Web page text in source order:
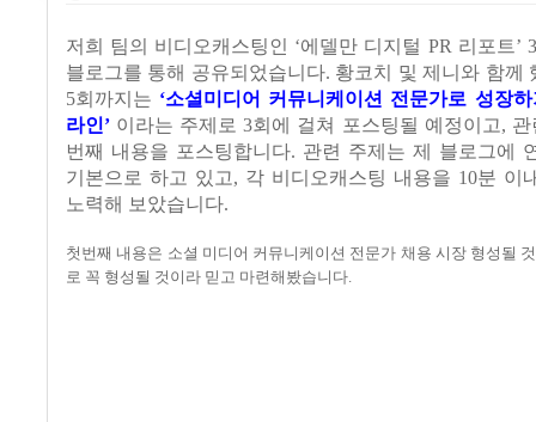
저희 팀의 비디오캐스팅인 ‘에델만 디지털 PR 리포트’ 3
블로그를 통해 공유되었습니다. 황코치 및 제니와 함께
5회까지는 ‘소셜미디어 커뮤니케이션 전문가로 성장
라인’ 이라는 주제로 3회에 걸쳐 포스팅될 예정이고,
번째 내용을 포스팅합니다. 관련 주제는 제 블로그에
기본으로 하고 있고, 각 비디오캐스팅 내용을 10분 이
노력해 보았습니다.
첫번째 내용은 소셜 미디어 커뮤니케이션 전문가 채용 시장 형성될
로 꼭 형성될 것이라 믿고 마련해봤습니다.